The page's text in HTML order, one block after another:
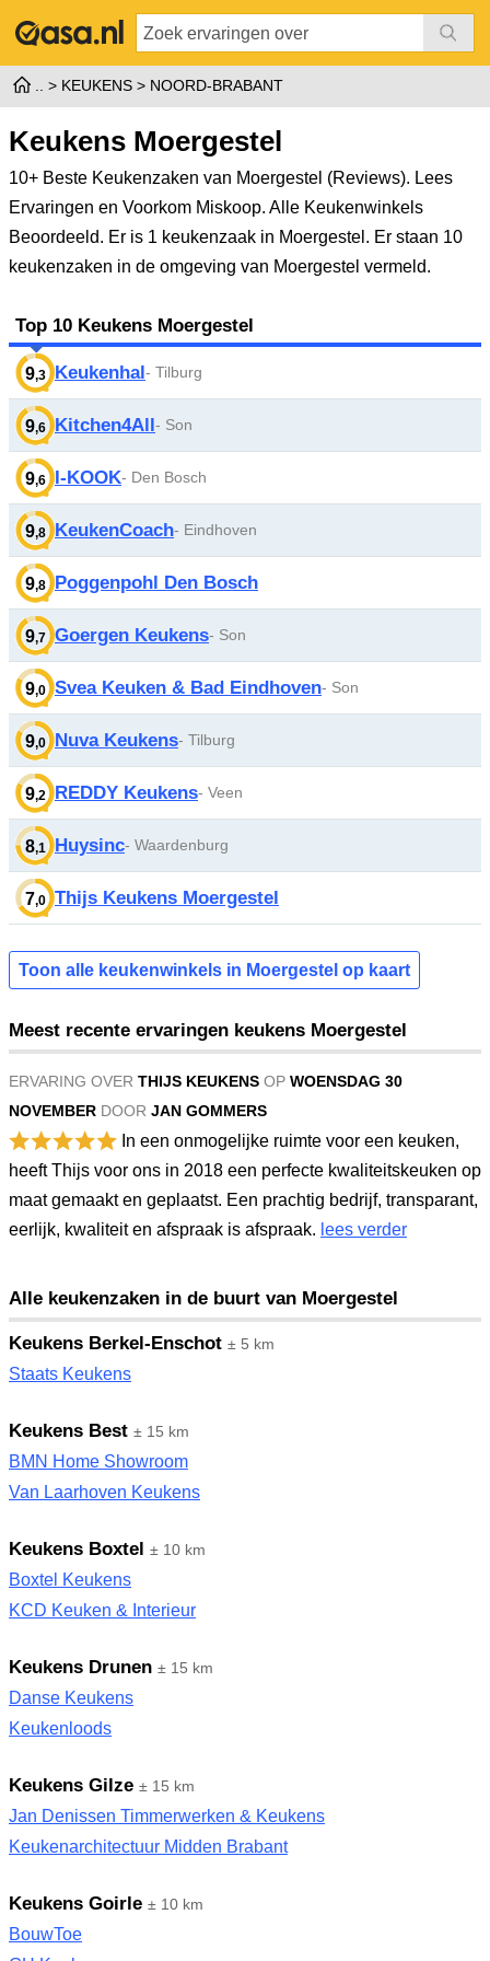
KEUKENS NOORD-BRABANT
Keukens Moergestel
10+ Beste Keukenzaken van Moergestel (Reviews). Lees
Ervaringen en Voorkom Miskoop. Alle Keukenwinkels
Beoordeeld. Er is 1 keukenzaak in Moergestel. Er staan 10
keukenzaken in de omgeving van Moergestel vermeld.
Top 10 Keukens Moergestel
9,3 Keukenhal- Tilburg
9,6 Kitchen4All- Son
9,6 I-KOOK- Den Bosch
9,8 KeukenCoach- Eindhoven
9,8 Poggenpohl Den Bosch
9,7 Goergen Keukens- Son
9,0 Svea Keuken & Bad Eindhoven- Son
9,0 Nuva Keukens- Tilburg
9,2 REDDY Keukens- Veen
8,1 Huysinc- Waardenburg
7,0 Thijs Keukens Moergestel
Toon alle keukenwinkels in Moergestel op kaart
Meest recente ervaringen keukens Moergestel
ERVARING OVER THIJS KEUKENS OP WOENSDAG 30
NOVEMBER DOOR JAN GOMMERS
In een onmogelijke ruimte voor een keuken,
heeft Thijs voor ons in 2018 een perfecte kwaliteitskeuken op
maat gemaakt en geplaatst. Een prachtig bedrijf, transparant,
eerlijk, kwaliteit en afspraak is afspraak. lees verder
Alle keukenzaken in de buurt van Moergestel
Keukens Berkel-Enschot ± 5 km
Staats Keukens
Keukens Best ± 15 km
BMN Home Showroom
Van Laarhoven Keukens
Keukens Boxtel ± 10 km
Boxtel Keukens
KCD Keuken & Interieur
Keukens Drunen ± 15 km
Danse Keukens
Keukenloods
Keukens Gilze ± 15 km
Jan Denissen Timmerwerken & Keukens
Keukenarchitectuur Midden Brabant
Keukens Goirle ± 10 km
BouwToe